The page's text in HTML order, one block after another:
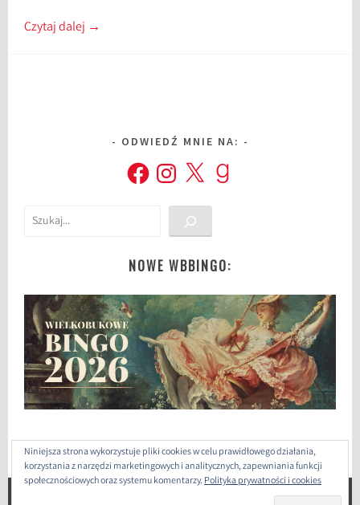
Czytaj dalej →
ODWIEDŹ MNIE NA:
FacebookInstagram
X Goodreads
Szukaj
NOWE WBBINGO:
Niniejsza strona wykorzystuje pliki cookies w celu prawidłowego działania,
korzystania z narzędzi marketingowych i analitycznych, zapewniania funkcji
społecznościowych oraz systemu komentarzy.Polityka prywatności i cookies